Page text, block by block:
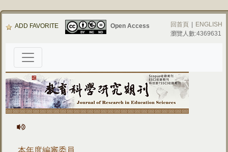
ADD FAVORITE Open Access 回首頁
ENGLISH
瀏覽人數:4369631
本年度編審委員